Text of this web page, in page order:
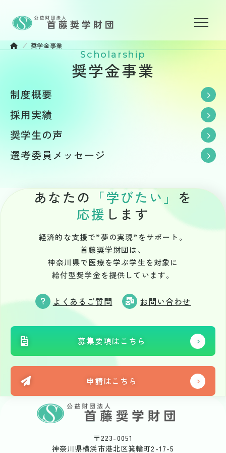
財団について
応募方法
お知らせ
情報公開
プライバシーポリシー
お問い合わせ
サイトマップ
公式SNS
奨学金事業
Scholarship
奨学金事業
制度概要
採用実績
奨学生の声
選考委員メッセージ
あなたの 「学びた い 」 を
応援 します
経済的な支援で”夢の実現”をサポート。
首藤奨学財団は、
神奈川県で医療を学ぶ学生を対象に
給付型奨学金を提供しています。
よくあるご質問 お問い合わせ
募集要項はこちら
申請はこちら
〒223-0051
神奈川県横浜市港北区箕輪町2-17-5